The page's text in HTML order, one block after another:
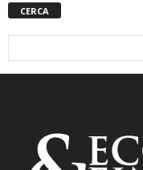
CERCA